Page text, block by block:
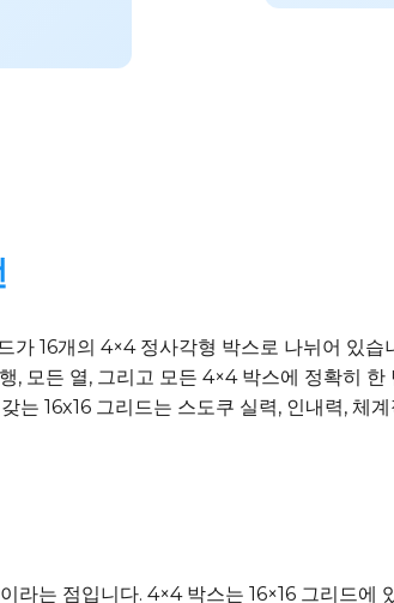
가 16개의 4×4 정사각형 박스로 나뉘어 있습
, 모든 열, 그리고 모든 4×4 박스에 정확히 한
는 16x16 그리드는 스도쿠 실력, 인내력, 체
라는 점입니다. 4×4 박스는 16×16 그리드에